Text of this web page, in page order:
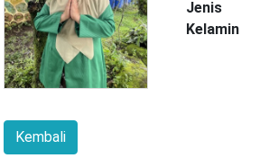
Jenis
Kelamin